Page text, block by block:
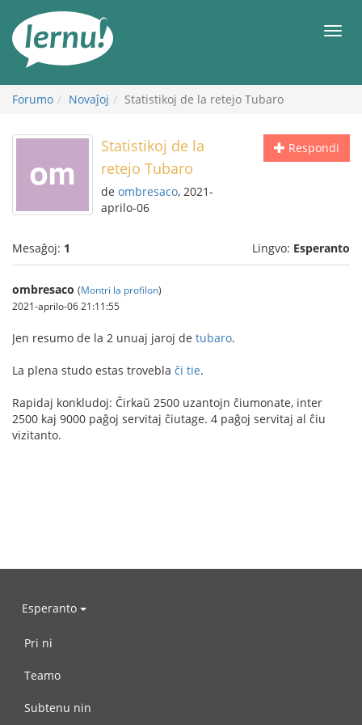
enhavo
Forumo Novaĵoj Statistikoj de la retejo Tubaro
Respondi
Statistikoj de la
retejo Tubaro
de ombresaco, 2021-
aprilo-06
Mesaĝoj: 1 Lingvo: Esperanto
ombresaco (Montri la profilon)
2021-aprilo-06 21:11:55
Jen resumo de la 2 unuaj jaroj de tubaro.
La plena studo estas trovebla ĉi tie.
Rapidaj konkludoj: Ĉirkaŭ 2500 uzantojn ĉiumonate, inter
2500 kaj 9000 paĝoj servitaj ĉiutage. 4 paĝoj servitaj al ĉiu
vizitanto.
Esperanto
Pri ni
Teamo
Subtenu nin